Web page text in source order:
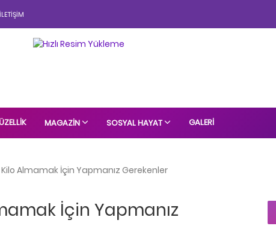
İLETIŞIM
MAGAZIN SOSYAL HAYAT GALERI
Almamak İçin Yapmanız Gerekenler
İçin Yapmanız